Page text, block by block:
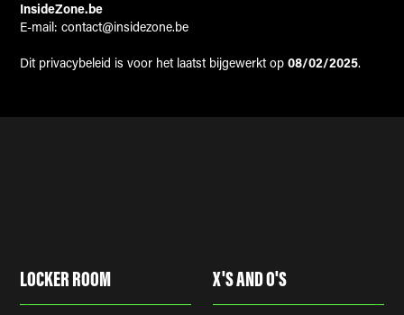
InsideZone.be
E-mail: contact@insidezone.be
Dit privacybeleid is voor het laatst bijgewerkt op08/02/2025.
LOCKER ROOM X'S AND O'S